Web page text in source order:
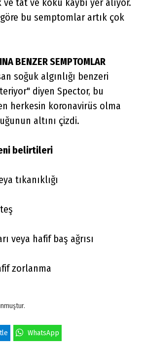
bu semptomlar artık çok
BENZER SEMPTOMLAR
soğuk algınlığı benzeri
diyen Spector, bu
herkesin koronavirüs olma
altını çizdi.
belirtileri
tıkanıklığı
veya hafif baş ağrısı
zorlanma
WhatsApp